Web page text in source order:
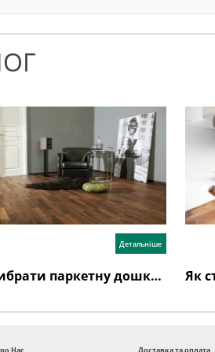
Детальніше
Як вибрати паркетну дошку: поради експертів та відгуки